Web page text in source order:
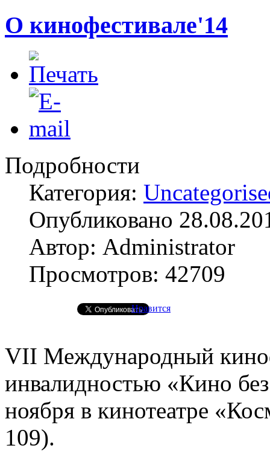
О кинофестивале'14
Подробности
Категория:
Опубликовано
Автор: Administrator
Просмотров: 42709
Нравится
VII Международный
инвалидностью «Кино
ноября в кинотеатре
109).